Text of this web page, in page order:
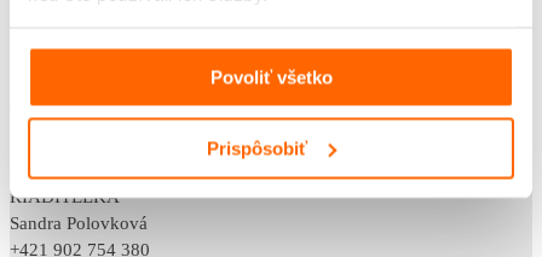
Povoliť všetko
Prispôsobiť
Klaudia Belicová
klaudia.belicova@postbellum.sk
RIADITEĽKA
Sandra Polovková
+421 902 754 380